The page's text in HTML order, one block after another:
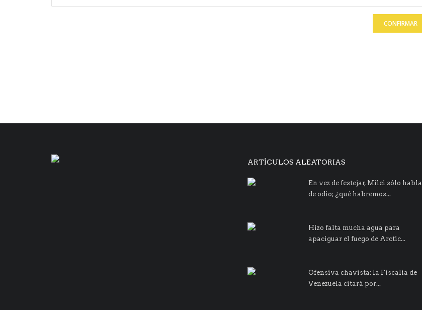
CONFIRMAR
ARTÍCULOS ALEATORIAS
En vez de festejar, Milei sólo habla
de odio; ¿qué habremos...
Hizo falta mucha agua para
apaciguar el fuego de Arctic...
Ofensiva chavista: la Fiscalía de
Venezuela citará por...